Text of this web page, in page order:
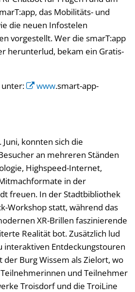
das Mobilitäts- und
die neuen Infostelen
vorgestellt. Wer die smarT:app
herunterlud, bekam ein Gratis-
www.smart-app-
konnten sich die
an mehreren Ständen
Highspeed-Internet,
in der
freuen. In der Stadtbibliothek
Workshop statt, während das
XR-Brillen faszinierende
Realität bot. Zusätzlich lud
interaktiven Entdeckungstouren
der Burg Wissem als Zielort, wo
und Teilnehmer
Troisdorf und die TroiLine